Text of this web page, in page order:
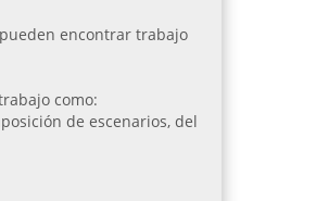
encontrar trabajo
como:
de escenarios, del